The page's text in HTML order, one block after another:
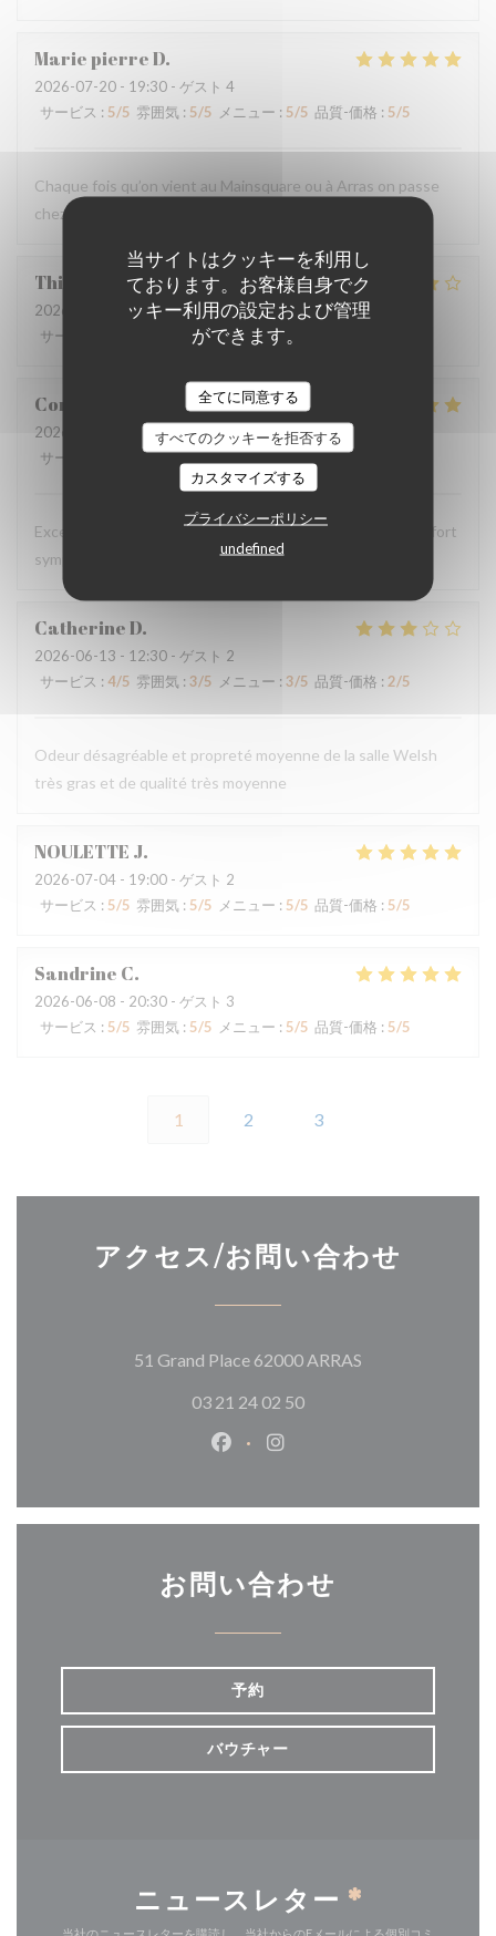
当サイトはクッキーを利用し
ております。お客様自身でク
ッキー利用の設定および管理
ができます。
全てに同意する
すべてのクッキーを拒否する
カスタマイズする
プライバシーポリシー
undefined
Marie pierreD
2026-07-20 - 19:30 - ゲスト 4
サービス : 5/5 雰囲気 : 5/5 メニュー : 5/5 品質-価格 : 5/5
Chaque fois qu’on vient au Mainsquare ou à Arras on passe
chez vous ❤️🌻incontournable
Thierry
2026-07-19
- 13:00 - ゲスト 2
サービス
3/5 メニュー:
Corentin
2026-07-18
- 19:30 - ゲスト 2
サービス
雰囲気:5/5 メニュー:5/5 品質-価格
Excellent comme d’habitude, personnels très agréable et fort
sympathiques
CatherineD
2026-06-13 - 12:30 - ゲスト 2
サービス : 4/5 雰囲気 : 3/5 メニュー : 3/5 品質-価格 : 2/5
Odeur désagréable et propreté moyenne de la salle Welsh
très gras et de qualité très moyenne
NOULETTE J
2026-07-04 - 19:00 - ゲスト 2
サービス : 5/5 雰囲気 : 5/5 メニュー : 5/5 品質-価格 : 5/5
Sandrine C
2026-06-08 - 20:30 - ゲスト 3
サービス : 5/5 雰囲気 : 5/5 メニュー : 5/5 品質-価格 : 5/5
1 2 3
アクセス/お問い合わせ
51 Grand Place 62000 ARRAS
03 21 24 02 50
Facebook ((新しいウィンドウ
Instagram ((新しいウィ
お問い合わせ
予約
バウチャー
ニュースレター *